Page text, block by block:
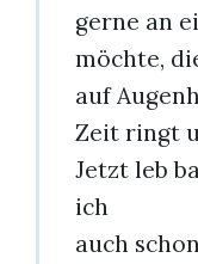
gerne an
möchte,
auf
Zeit ringt
Jetzt leb
ich
auch